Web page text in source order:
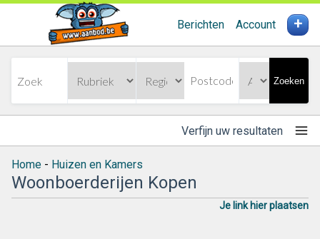
Berichten Account +
Zoeken
Verfijn uw resultaten
Home - Huizen en Kamers
Woonboerderijen Kopen
Je link hier plaatsen